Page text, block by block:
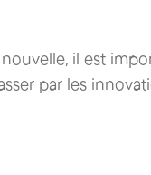
il est
par les